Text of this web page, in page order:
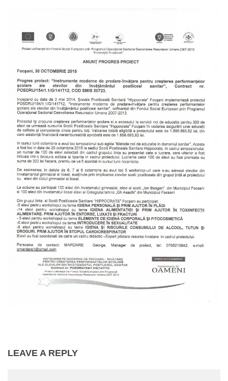
Obiective
Grup Tinta
Activitati
Link-uri
Evenimente
Evenimente
Anunturi
Anunturi
Articole privind stadiul proiectului
Contact
LEAVE A REPLY